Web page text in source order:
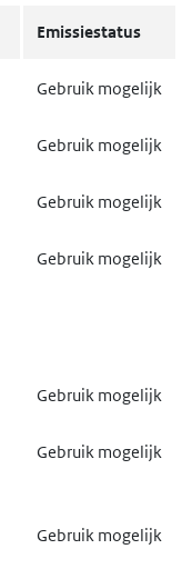
Emissiestatus
Gebruik mogelijk
Gebruik mogelijk
Gebruik mogelijk
Gebruik mogelijk
Gebruik mogelijk
Gebruik mogelijk
Gebruik mogelijk